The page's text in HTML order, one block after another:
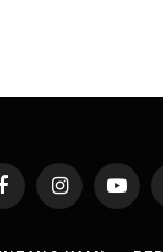
FacebookInstagram